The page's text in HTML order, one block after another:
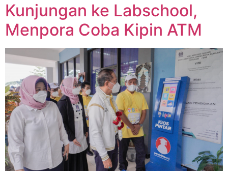
Kunjungan ke Labschool,
Menpora Coba Kipin ATM